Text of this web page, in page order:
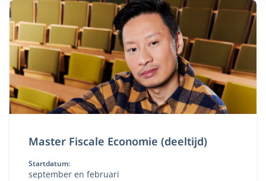
Master Fiscale Economie (deeltijd)
Startdatum:
september en februari